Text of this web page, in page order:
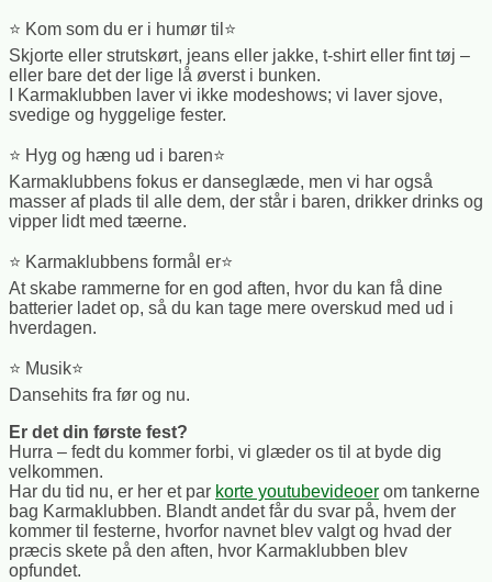
⭐ Kom som du er i humør til⭐
Skjorte eller strutskørt, jeans eller jakke, t-shirt eller fint tøj –
eller bare det der lige lå øverst i bunken.
I Karmaklubben laver vi ikke modeshows; vi laver sjove,
svedige og hyggelige fester.
⭐ Hyg og hæng ud i baren⭐
Karmaklubbens fokus er danseglæde, men vi har også
masser af plads til alle dem, der står i baren, drikker drinks og
vipper lidt med tæerne.
⭐ Karmaklubbens formål er⭐
At skabe rammerne for en god aften, hvor du kan få dine
batterier ladet op, så du kan tage mere overskud med ud i
hverdagen.
⭐ Musik⭐
Dansehits fra før og nu.
Er det din første fest?
Hurra – fedt du kommer forbi, vi glæder os til at byde dig
velkommen.
Har du tid nu, er her et par korte youtubevideoer om tankerne
bag Karmaklubben. Blandt andet får du svar på, hvem der
kommer til festerne, hvorfor navnet blev valgt og hvad der
præcis skete på den aften, hvor Karmaklubben blev
opfundet.